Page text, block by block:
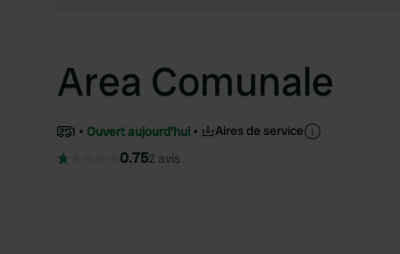
Area Comunale
1 Ouvert aujourd'hui Aires de service
0.752 avis